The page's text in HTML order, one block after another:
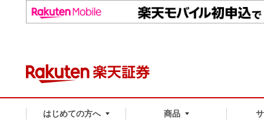
はじめての方へ 商品